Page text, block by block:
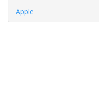
Apple